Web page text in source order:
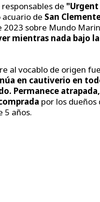
de "Urgent
de San
sobre Mundo
mientras nada bajo
al vocablo de origen
en cautiverio en
Permanece
por los
5 años.